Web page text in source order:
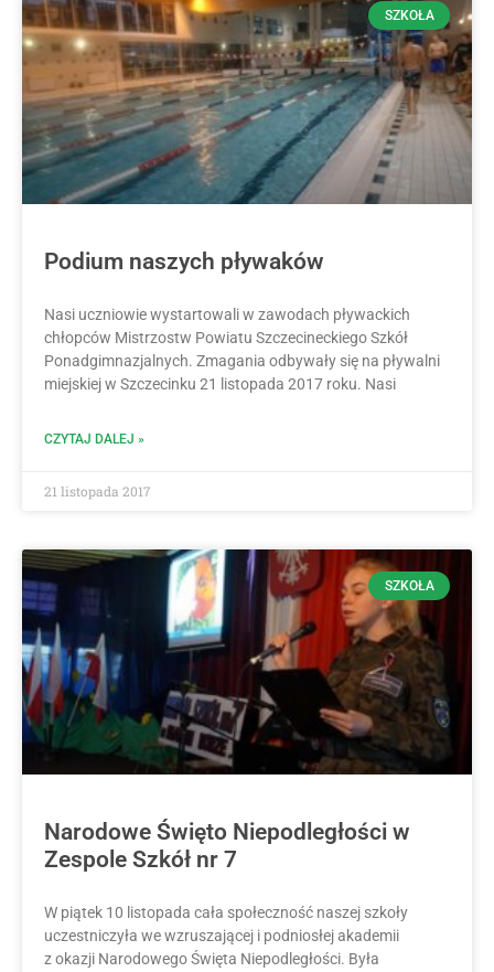
SZKOŁA
Podium naszych pływaków
Nasi uczniowie wystartowali w zawodach pływackich
chłopców Mistrzostw Powiatu Szczecineckiego Szkół
Ponadgimnazjalnych. Zmagania odbywały się na pływalni
miejskiej w Szczecinku 21 listopada 2017 roku. Nasi
CZYTAJ DALEJ »
21 listopada 2017
SZKOŁA
Narodowe Święto Niepodległości w
Zespole Szkół nr 7
W piątek 10 listopada cała społeczność naszej szkoły
uczestniczyła we wzruszającej i podniosłej akademii
z okazji Narodowego Święta Niepodległości. Była